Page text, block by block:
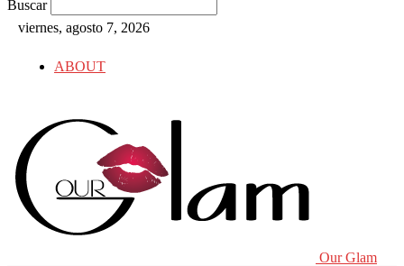
Buscar
viernes, agosto 7, 2026
ABOUT
Our Glam